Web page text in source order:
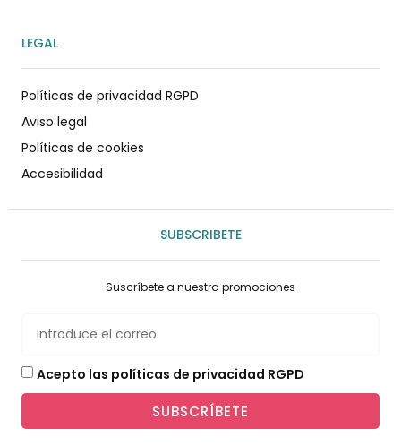
LEGAL
Políticas de privacidad RGPD
Aviso legal
Políticas de cookies
Accesibilidad
SUBSCRIBETE
Suscríbete a nuestra promociones
Acepto las políticas de privacidad RGPD
SUBSCRÍBETE